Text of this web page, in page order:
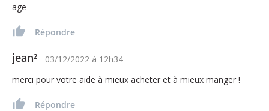
age
Répondre
jean² 03/12/2022 à 12h34
merci pour votre aide à mieux acheter et à mieux manger !
Répondre